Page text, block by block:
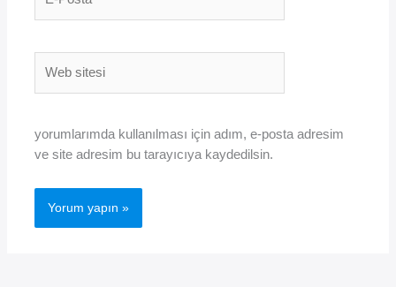
Posta*
sitesi
yorumlarımda kullanılması için adım, e-posta adresim
ve site adresim bu tarayıcıya kaydedilsin.